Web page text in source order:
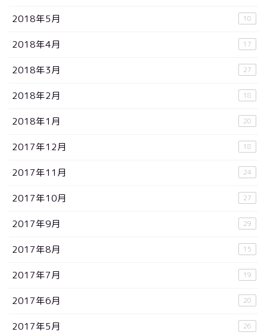
2018年5月 10
2018年4月 17
2018年3月 27
2018年2月 18
2018年1月 20
2017年12月 18
2017年11月 24
2017年10月 27
2017年9月 29
2017年8月 15
2017年7月 19
2017年6月 20
2017年5月 26